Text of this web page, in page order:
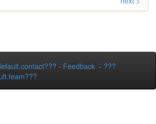
- Feedback - ???